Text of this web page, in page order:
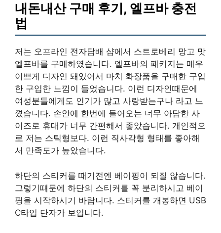
내돈내산 구매 후기, 엘프바 충전
법
저는 오프라인 전자담배 샵에서 스트로베리 망고 맛
엘프바를 구매하였습니다. 엘프바의 패키지는 매우
이쁘게 디자인 돼있어서 마치 화장품을 구매한 구입
한 구입한 느낌이 들었습니다. 이런 디자인때문에
여성분들에게도 인기가 많고 사랑받는구나 라고 느
꼈습니다. 손안에 한번에 들어오는 너무 아담한 사
이즈로 휴대가 너무 간편해서 좋았습니다. 개인적으
로 저는 스틱형보다. 이런 직사각형 형태를 좋아해
서 만족도가 높았습니다.
하단의 스티커를 때기전엔 베이핑이 되질 않습니다.
그렇기떄문에 하단의 스티커를 꼭 분리하시고 베이
핑을 시작하시기 바랍니다. 스티커를 개봉하면 USB
C타입 단자가 보입니다.